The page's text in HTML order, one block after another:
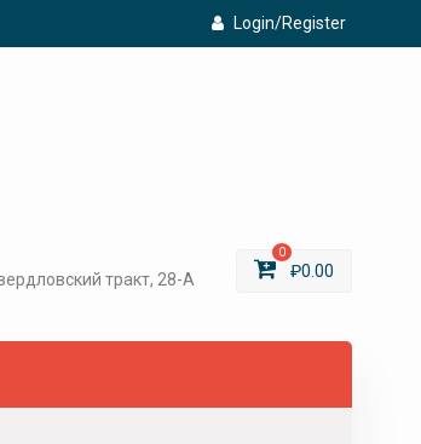
Login/Register
тракт, 28-А
0
₽0.00